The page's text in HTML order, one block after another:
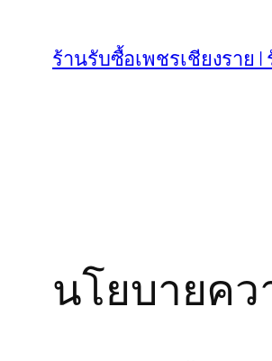
content
ร้านรับซื้อเพชรเชียงราย
นโยบายค